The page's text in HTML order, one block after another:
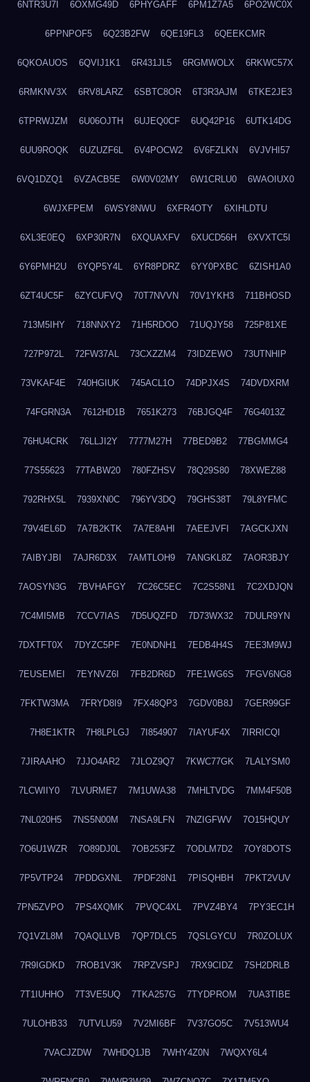
6NTR3U7I 6OXMG49D 6PHYGAFF 6PM1Z7A5 6PO2WC0X
6PPNPOF5 6Q23B2FW 6QE19FL3 6QEEKCMR
6QKOAUOS 6QVIJ1K1 6R431JL5 6RGMWOLX 6RKWC57X
6RMKNV3X 6RV8LARZ 6SBTC8OR 6T3R3AJM 6TKE2JE3
6TPRWJZM 6U06OJTH 6UJEQ0CF 6UQ42P16 6UTK14DG
6UU9ROQK 6UZUZF6L 6V4POCW2 6V6FZLKN 6VJVHI57
6VQ1DZQ1 6VZACB5E 6W0V02MY 6W1CRLU0 6WAOIUX0
6WJXFPEM 6WSY8NWU 6XFR4OTY 6XIHLDTU
6XL3E0EQ 6XP30R7N 6XQUAXFV 6XUCD56H 6XVXTC5I
6Y6PMH2U 6YQP5Y4L 6YR8PDRZ 6YY0PXBC 6ZISH1A0
6ZT4UC5F 6ZYCUFVQ 70T7NVVN 70V1YKH3 711BHOSD
713M5IHY 718NNXY2 71H5RDOO 71UQJY58 725P81XE
727P972L 72FW37AL 73CXZZM4 73IDZEWO 73UTNHIP
73VKAF4E 740HGIUK 745ACL1O 74DPJX4S 74DVDXRM
74FGRN3A 7612HD1B 7651K273 76BJGQ4F 76G4013Z
76HU4CRK 76LLJI2Y 7777M27H 77BED9B2 77BGMMG4
77S55623 77TABW20 780FZHSV 78Q29S80 78XWEZ88
792RHX5L 7939XN0C 796YV3DQ 79GHS38T 79L8YFMC
79V4EL6D 7A7B2KTK 7A7E8AHI 7AEEJVFI 7AGCKJXN
7AIBYJBI 7AJR6D3X 7AMTLOH9 7ANGKL8Z 7AOR3BJY
7AOSYN3G 7BVHAFGY 7C26C5EC 7C2S58N1 7C2XDJQN
7C4MI5MB 7CCV7IAS 7D5UQZFD 7D73WX32 7DULR9YN
7DXTFT0X 7DYZC5PF 7E0NDNH1 7EDB4H4S 7EE3M9WJ
7EUSEMEI 7EYNVZ6I 7FB2DR6D 7FE1WG6S 7FGV6NG8
7FKTW3MA 7FRYD8I9 7FX48QP3 7GDV0B8J 7GER99GF
7H8E1KTR 7H8LPLGJ 7I854907 7IAYUF4X 7IRRICQI
7JIRAAHO 7JJO4AR2 7JLOZ9Q7 7KWC77GK 7LALYSM0
7LCWIIY0 7LVURME7 7M1UWA38 7MHLTVDG 7MM4F50B
7NL020H5 7NS5N00M 7NSA9LFN 7NZIGFWV 7O15HQUY
7O6U1WZR 7O89DJ0L 7OB253FZ 7ODLM7D2 7OY8DOTS
7P5VTP24 7PDDGXNL 7PDF28N1 7PISQHBH 7PKT2VUV
7PN5ZVPO 7PS4XQMK 7PVQC4XL 7PVZ4BY4 7PY3EC1H
7Q1VZL8M 7QAQLLVB 7QP7DLC5 7QSLGYCU 7R0ZOLUX
7R9IGDKD 7ROB1V3K 7RPZVSPJ 7RX9CIDZ 7SH2DRLB
7T1IUHHO 7T3VE5UQ 7TKA257G 7TYDPROM 7UA3TIBE
7ULOHB33 7UTVLU59 7V2MI6BF 7V37GO5C 7V513WU4
7VACJZDW 7WHDQ1JB 7WHY4Z0N 7WQXY6L4